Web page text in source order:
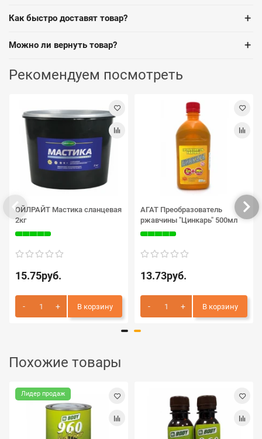
Как быстро доставят товар? +
Можно ли вернуть товар? +
Рекомендуем посмотреть
ОЙЛРАЙТ Мастика сланцевая
2кг
15.75руб.
В корзину
АГАТ Преобразователь
ржавчины "Цинкарь" 500мл
13.73руб.
В корзину
Похожие товары
Лидер продаж